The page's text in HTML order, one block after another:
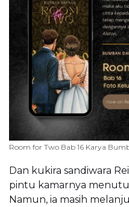
Room for Two Bab 16 Karya
Dan kukira sandiwara
pintu kamarnya
Namun, ia masih